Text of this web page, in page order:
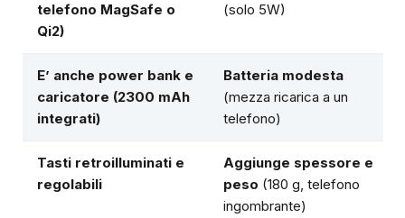
telefono MagSafe o
Qi2)
(solo 5W)
E’ anche power bank e
caricatore (2300 mAh
integrati)
Batteria modesta
(mezza ricarica a un
telefono)
Tasti retroilluminati e
regolabili
Aggiunge spessore e
peso (180 g, telefono
ingombrante)